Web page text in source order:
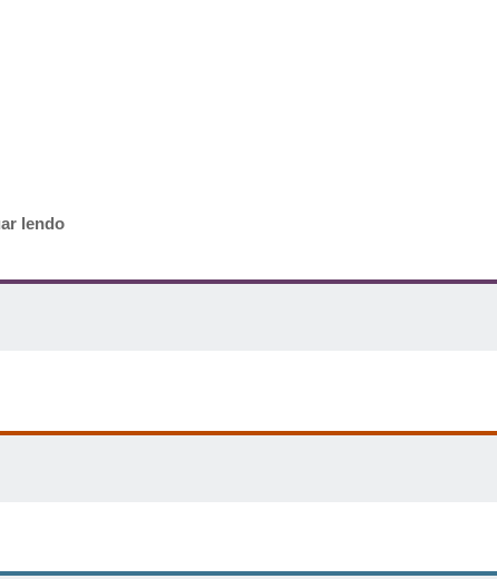
privado); 2) nome da escola; 3) cidade; 4) telefone da escola; 5)
e do adulto responsável; 7)
de todos os integrantes da(s) equipe(s) e do adulto responsável.
da equipe e seus responsáveis concordam integralmente com
lendo